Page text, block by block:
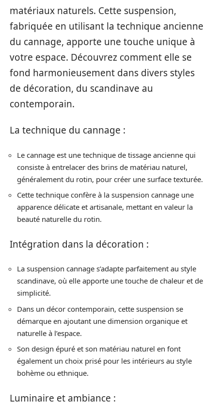
matériaux naturels. Cette suspension,
fabriquée en utilisant la technique ancienne
du cannage, apporte une touche unique à
votre espace. Découvrez comment elle se
fond harmonieusement dans divers styles
de décoration, du scandinave au
contemporain.
La technique du cannage :
Le cannage est une technique de tissage ancienne qui
consiste à entrelacer des brins de matériau naturel,
généralement du rotin, pour créer une surface texturée.
Cette technique confère à la suspension cannage une
apparence délicate et artisanale, mettant en valeur la
beauté naturelle du rotin.
Intégration dans la décoration :
La suspension cannage s’adapte parfaitement au style
scandinave, où elle apporte une touche de chaleur et de
simplicité.
Dans un décor contemporain, cette suspension se
démarque en ajoutant une dimension organique et
naturelle à l’espace.
Son design épuré et son matériau naturel en font
également un choix prisé pour les intérieurs au style
bohème ou ethnique.
Luminaire et ambiance :